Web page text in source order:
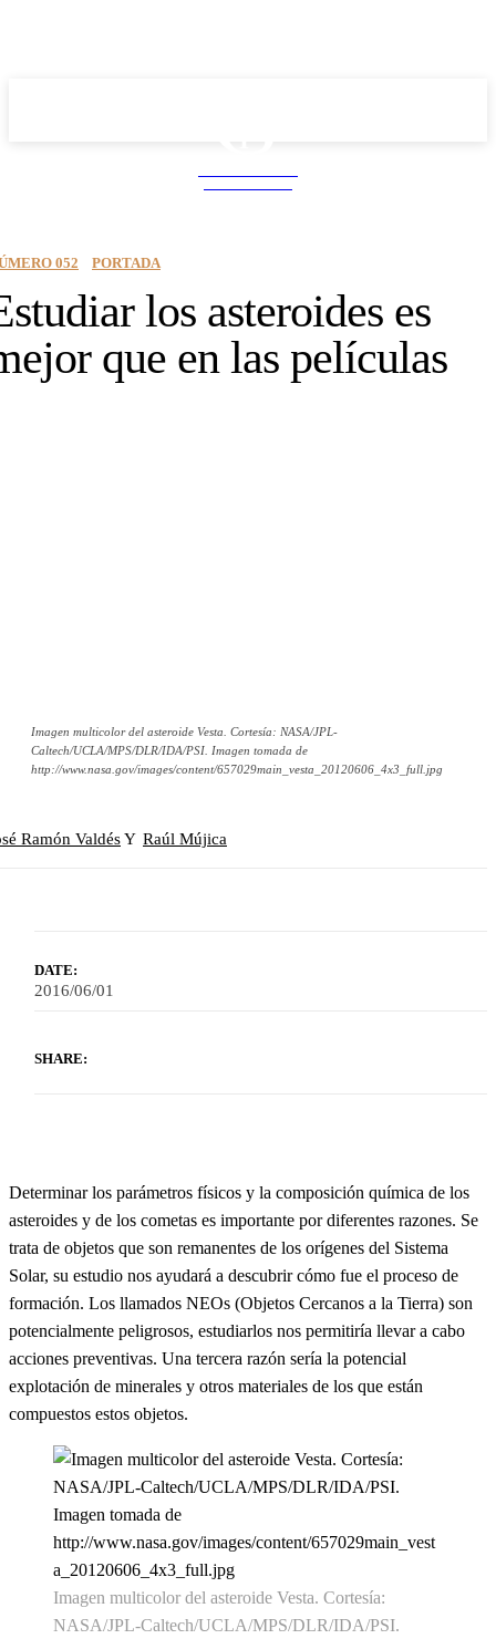
DATE:
2016/06/01
SHARE:
052 PORTADA
los asteroides es
que en las películas
Imagen multicolor del asteroide Vesta. Cortesía: NASA/JPL-
Caltech/UCLA/MPS/DLR/IDA/PSI. Imagen tomada de
http://www.nasa.gov/images/content/657029main_vesta_20120606_4x3_full.jpg
Ramón ValdésY Raúl Mújica
Determinar los parámetros físicos y la composición química de los
asteroides y de los cometas es importante por diferentes razones. Se
trata de objetos que son remanentes de los orígenes del Sistema
Solar, su estudio nos ayudará a descubrir cómo fue el proceso de
formación. Los llamados NEOs (Objetos Cercanos a la Tierra) son
potencialmente peligrosos, estudiarlos nos permitiría llevar a cabo
acciones preventivas. Una tercera razón sería la potencial
explotación de minerales y otros materiales de los que están
compuestos estos objetos.
Imagen multicolor del asteroide Vesta. Cortesía:
NASA/JPL-Caltech/UCLA/MPS/DLR/IDA/PSI.